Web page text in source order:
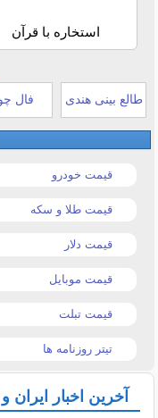
استخاره با قرآن
طالع بینی هندی فال
قیمت خودرو
قیمت طلا و سکه
قیمت دلار
قیمت موبایل
قیمت تبلت
تیتر روزنامه ها
آخرین اخبار ایران